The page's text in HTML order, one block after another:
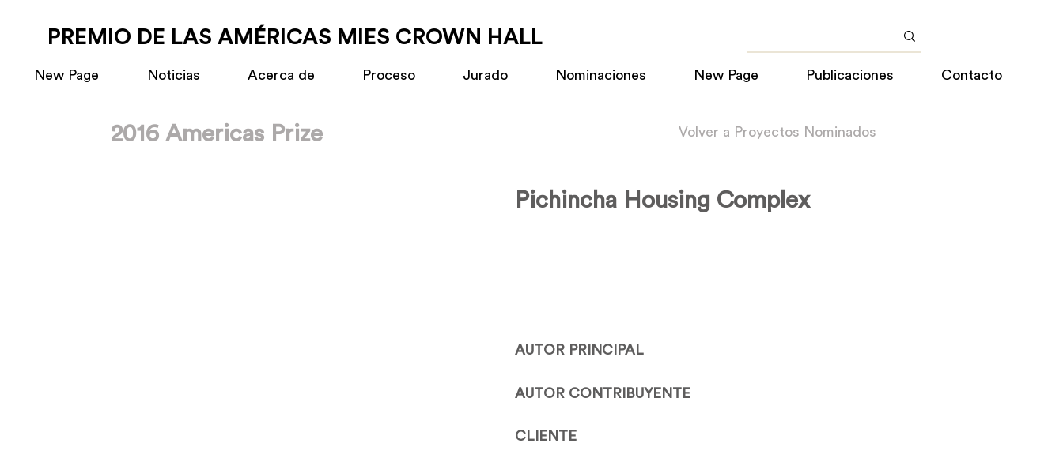
PREMIO DE LAS AMÉRICAS MIES CROWN HALL
New Page Noticias Acerca de Proceso Jurado Nominaciones New Page Publicaciones Contacto
2016 Americas Prize Volver a Proyectos Nominados
Pichincha Housing Complex
AUTOR PRINCIPAL
AUTOR CONTRIBUYENTE
CLIENTE